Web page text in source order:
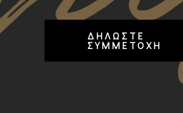
ΔΗΛΩΣΤΕ
ΣΥΜΜΕΤΟΧΗ